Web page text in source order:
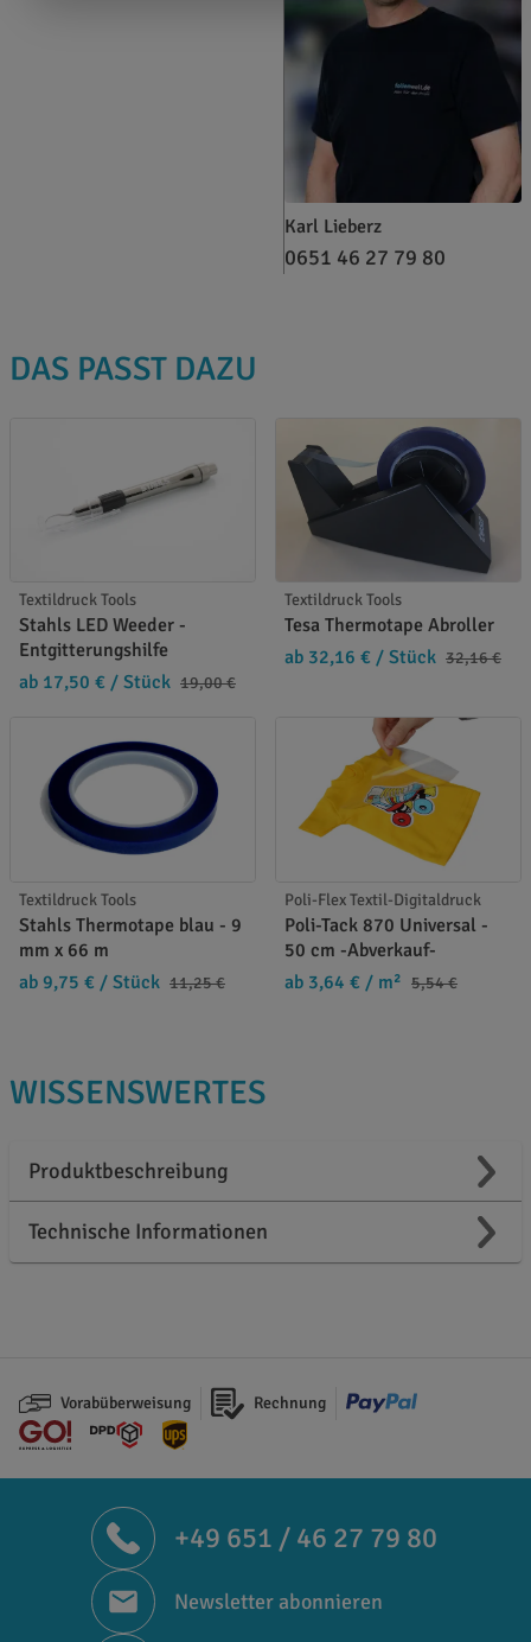
Karl Lieberz
0651 46 27 79 80
DAS PASST DAZU
Textildruck Tools
Stahls LED Weeder -
Entgitterungshilfe
ab 17,50 € / Stück 19,00 €
Textildruck Tools
Tesa Thermotape Abroller
ab 32,16 € / Stück 32,16 €
Textildruck Tools
Stahls Thermotape blau - 9
mm x 66 m
ab 9,75 € / Stück 11,25 €
Poli-Flex Textil-Digitaldruck
Poli-Tack 870 Universal -
50 cm -Abverkauf-
ab 3,64 € / m² 5,54 €
WISSENSWERTES
Produktbeschreibung
Technische Informationen
Vorabüberweisung Rechnung
+49 651 / 46 27 79 80
Newsletter abonnieren